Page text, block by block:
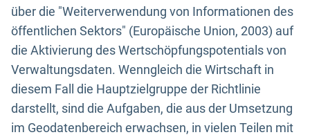
über die "Weiterverwendung von Informationen des
öffentlichen Sektors" (Europäische Union, 2003) auf
die Aktivierung des Wertschöpfungspotentials von
Verwaltungsdaten. Wenngleich die Wirtschaft in
diesem Fall die Hauptzielgruppe der Richtlinie
darstellt, sind die Aufgaben, die aus der Umsetzung
im Geodatenbereich erwachsen, in vielen Teilen mit